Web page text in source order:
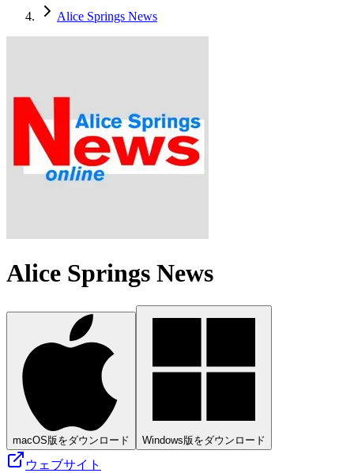
Alice Springs News
Alice Springs News
macOS版をダウンロード Windows版をダウンロード
ウェブサイト